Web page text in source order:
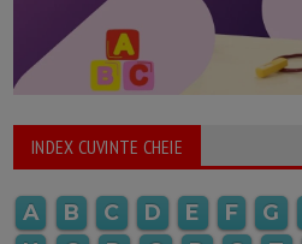
INDEX CUVINTE CHEIE
A B C D E F G